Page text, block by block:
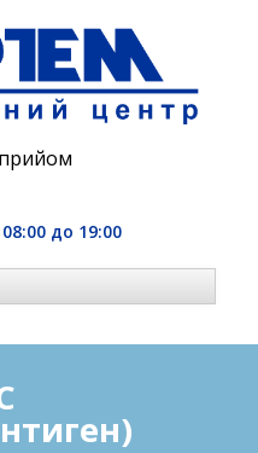
до 19:00